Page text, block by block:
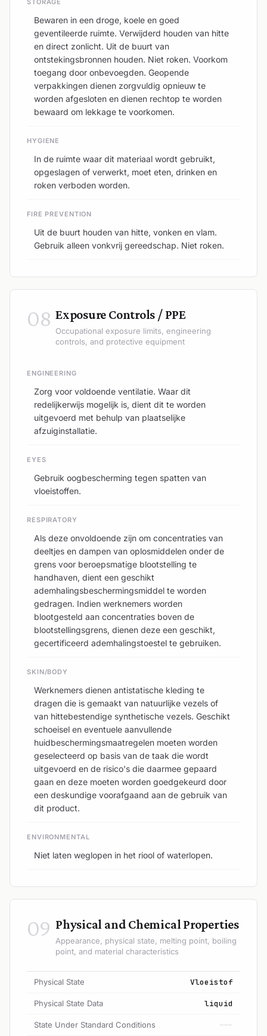
STORAGE
Bewaren in een droge, koele en goed
geventileerde ruimte. Verwijderd houden van hitte
en direct zonlicht. Uit de buurt van
ontstekingsbronnen houden. Niet roken. Voorkom
toegang door onbevoegden. Geopende
verpakkingen dienen zorgvuldig opnieuw te
worden afgesloten en dienen rechtop te worden
bewaard om lekkage te voorkomen.
HYGIENE
In de ruimte waar dit materiaal wordt gebruikt,
opgeslagen of verwerkt, moet eten, drinken en
roken verboden worden.
FIRE PREVENTION
Uit de buurt houden van hitte, vonken en vlam.
Gebruik alleen vonkvrij gereedschap. Niet roken.
08 Exposure Controls / PPE
Occupational exposure limits, engineering
controls, and protective equipment
ENGINEERING
Zorg voor voldoende ventilatie. Waar dit
redelijkerwijs mogelijk is, dient dit te worden
uitgevoerd met behulp van plaatselijke
afzuiginstallatie.
EYES
Gebruik oogbescherming tegen spatten van
vloeistoffen.
RESPIRATORY
Als deze onvoldoende zijn om concentraties van
deeltjes en dampen van oplosmiddelen onder de
grens voor beroepsmatige blootstelling te
handhaven, dient een geschikt
ademhalingsbeschermingsmiddel te worden
gedragen. Indien werknemers worden
blootgesteld aan concentraties boven de
blootstellingsgrens, dienen deze een geschikt,
gecertificeerd ademhalingstoestel te gebruiken.
SKIN/BODY
Werknemers dienen antistatische kleding te
dragen die is gemaakt van natuurlijke vezels of
van hittebestendige synthetische vezels. Geschikt
schoeisel en eventuele aanvullende
huidbeschermingsmaatregelen moeten worden
geselecteerd op basis van de taak die wordt
uitgevoerd en de risico's die daarmee gepaard
gaan en deze moeten worden goedgekeurd door
een deskundige voorafgaand aan de gebruik van
dit product.
ENVIRONMENTAL
Niet laten weglopen in het riool of waterlopen.
09 Physical and Chemical Properties
Appearance, physical state, melting point, boiling
point, and material characteristics
Physical State Vloeistof
Physical State Data liquid
State Under Standard Conditions ---